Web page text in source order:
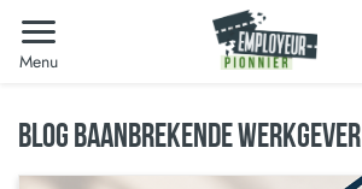
Menu
BLOG BAANBREKENDE WERKGEVER